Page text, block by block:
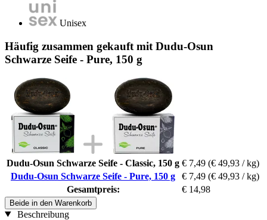
Unisex
Häufig zusammen gekauft mit Dudu-Osun
Schwarze Seife - Pure, 150 g
Dudu-Osun Schwarze Seife - Classic, 150 g € 7,49 (€ 49,93 / kg)
Dudu-Osun Schwarze Seife - Pure, 150 g
€ 7,49 (€ 49,93 / kg)
Gesamtpreis:
€ 14,98
Beide in den Warenkorb
Beschreibung